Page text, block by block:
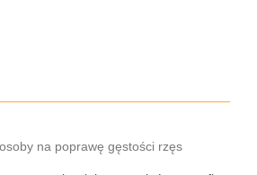
na poprawę gęstości rzęs